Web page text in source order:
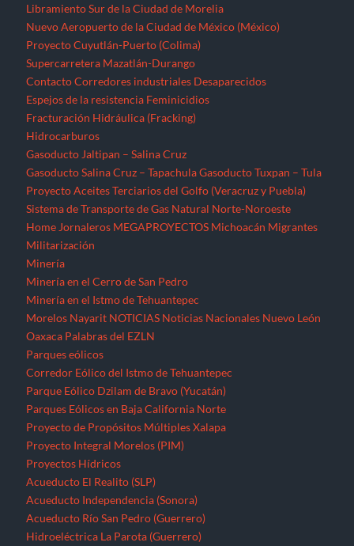
Libramiento Sur de la Ciudad de Morelia
Nuevo Aeropuerto de la Ciudad de México (México)
Proyecto Cuyutlán-Puerto (Colima)
Supercarretera Mazatlán-Durango
Contacto Corredores industriales Desaparecidos
Espejos de la resistencia Feminicidios
Fracturación Hidráulica (Fracking)
Hidrocarburos
Gasoducto Jaltipan – Salina Cruz
Gasoducto Salina Cruz – Tapachula Gasoducto Tuxpan – Tula
Proyecto Aceites Terciarios del Golfo (Veracruz y Puebla)
Sistema de Transporte de Gas Natural Norte-Noroeste
Home Jornaleros MEGAPROYECTOS Michoacán Migrantes
Militarización
Minería
Minería en el Cerro de San Pedro
Minería en el Istmo de Tehuantepec
Morelos Nayarit NOTICIAS Noticias Nacionales Nuevo León
Oaxaca Palabras del EZLN
Parques eólicos
Corredor Eólico del Istmo de Tehuantepec
Parque Eólico Dzilam de Bravo (Yucatán)
Parques Eólicos en Baja California Norte
Proyecto de Propósitos Múltiples Xalapa
Proyecto Integral Morelos (PIM)
Proyectos Hídricos
Acueducto El Realito (SLP)
Acueducto Independencia (Sonora)
Acueducto Río San Pedro (Guerrero)
Hidroeléctrica La Parota (Guerrero)